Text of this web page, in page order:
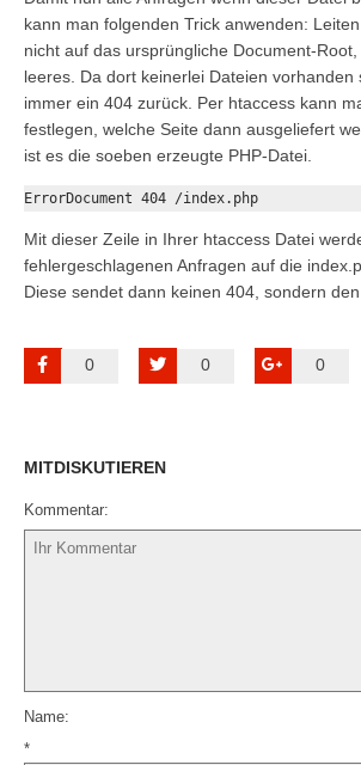
kann man folgenden Trick anwenden:
nicht auf das ursprüngliche Document-
leeres. Da dort keinerlei Dateien vorhanden
immer ein 404 zurück. Per htaccess kann
festlegen, welche Seite dann ausgeliefert
ist es die soeben erzeugte PHP-Datei.
ErrorDocument 404 /index.php
Mit dieser Zeile in Ihrer htaccess Datei
fehlergeschlagenen Anfragen auf die
Diese sendet dann keinen 404, sondern
0 0 0
MITDISKUTIEREN
Kommentar
Name
*